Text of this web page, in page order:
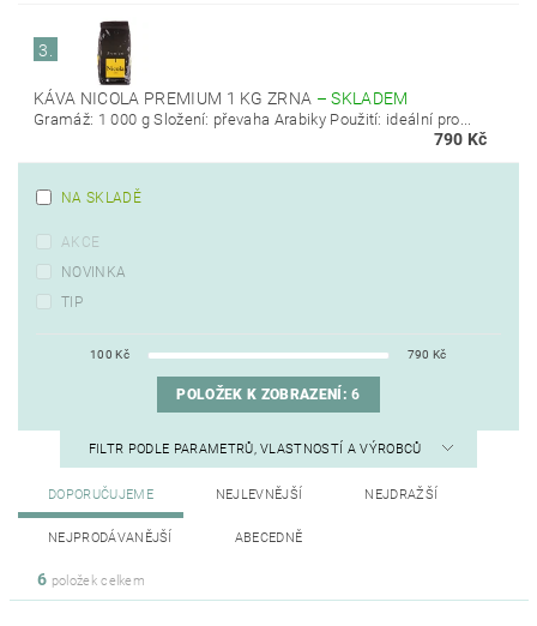
3.
KÁVA NICOLA PREMIUM 1 KG ZRNA –SKLADEM
Gramáž: 1 000 g Složení: převaha Arabiky Použití: ideální pro...
790 Kč
NA SKLADĚ
AKCE
NOVINKA
TIP
100 Kč 790 Kč
POLOŽEK K ZOBRAZENÍ:6
FILTR PODLE PARAMETRŮ, VLASTNOSTÍ A VÝROBCŮ
DOPORUČUJEME NEJLEVNĚJŠÍ NEJDRAŽŠÍ
NEJPRODÁVANĚJŠÍ ABECEDNĚ
6 položek celkem